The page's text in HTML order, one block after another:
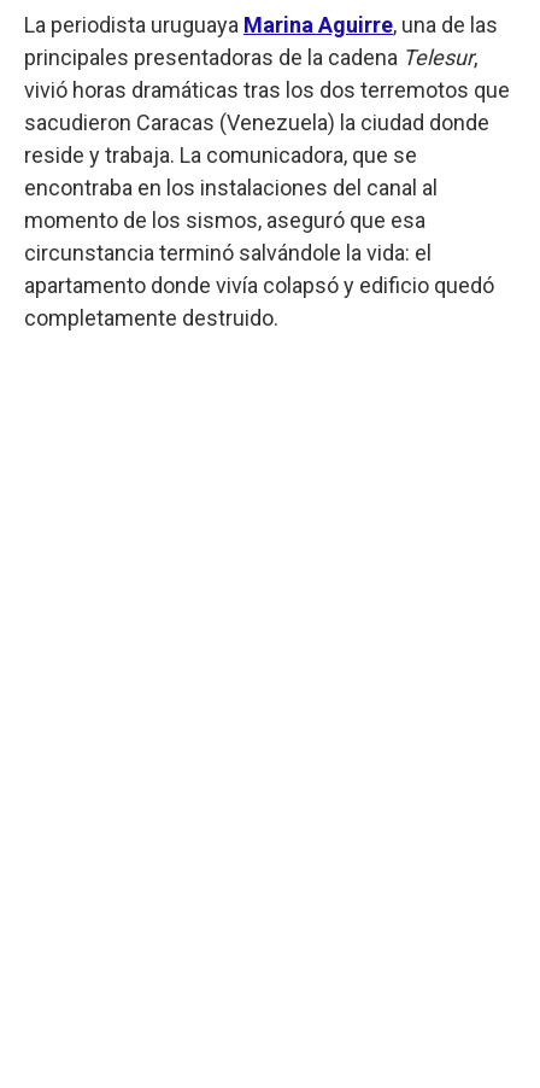
La periodista uruguaya Marina Aguirre, una de las
principales presentadoras de la cadena Telesur,
vivió horas dramáticas tras los dos terremotos que
sacudieron Caracas (Venezuela) la ciudad donde
reside y trabaja. La comunicadora, que se
encontraba en los instalaciones del canal al
momento de los sismos, aseguró que esa
circunstancia terminó salvándole la vida: el
apartamento donde vivía colapsó y edificio quedó
completamente destruido.